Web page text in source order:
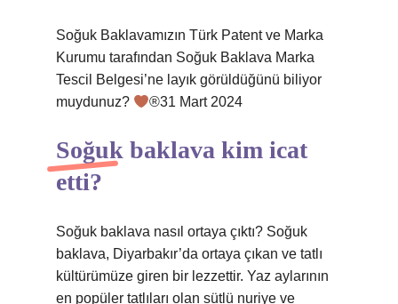
Soğuk Baklavamızın Türk Patent ve Marka
Kurumu tarafından Soğuk Baklava Marka
Tescil Belgesi’ne layık görüldüğünü biliyor
muydunuz?
®️31 Mart 2024
Soğuk baklava kim icat
etti?
Soğuk baklava nasıl ortaya çıktı? Soğuk
baklava, Diyarbakır’da ortaya çıkan ve tatlı
kültürümüze giren bir lezzettir. Yaz aylarının
en popüler tatlıları olan sütlü nuriye ve